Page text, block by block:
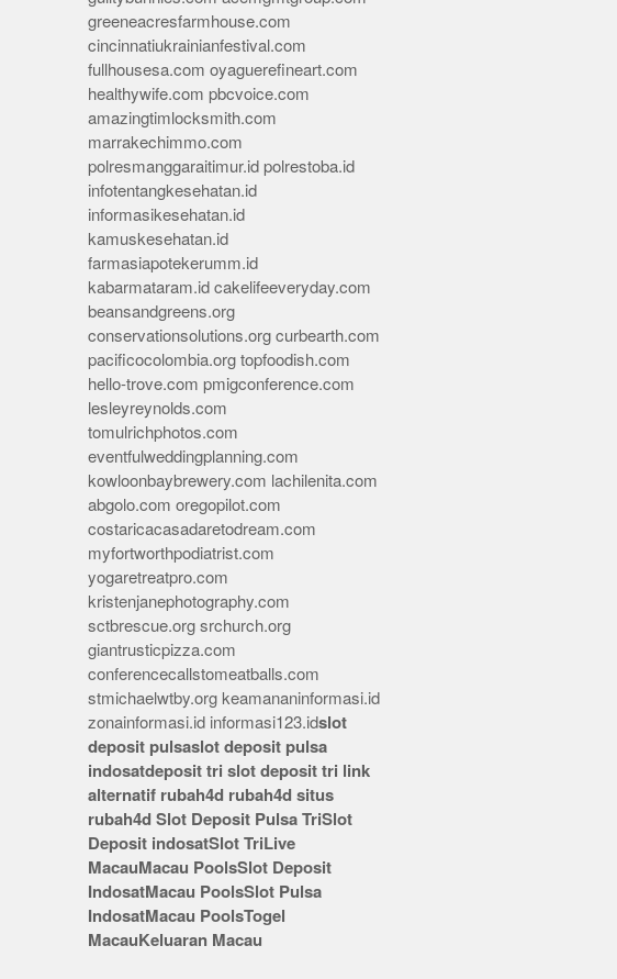
greeneacresfarmhouse.com
cincinnatiukrainianfestival.com
fullhousesa.com oyaguerefineart.com
healthywife.com pbcvoice.com
amazingtimlocksmith.com
marrakechimmo.com
polresmanggaraitimur.id polrestoba.id
infotentangkesehatan.id
informasikesehatan.id
kamuskesehatan.id
farmasiapotekerumm.id
kabarmataram.id cakelifeeveryday.com
beansandgreens.org
conservationsolutions.org curbearth.com
pacificocolombia.org topfoodish.com
hello-trove.com pmigconference.com
lesleyreynolds.com
tomulrichphotos.com
eventfulweddingplanning.com
kowloonbaybrewery.com lachilenita.com
abgolo.com oregopilot.com
costaricacasadaretodream.com
myfortworthpodiatrist.com
yogaretreatpro.com
kristenjanephotography.com
sctbrescue.org srchurch.org
giantrusticpizza.com
conferencecallstomeatballs.com
stmichaelwtby.org keamananinformasi.id
zonainformasi.id informasi123.idslot
deposit pulsaslot deposit pulsa
indosatdeposit tri slot deposit tri link
alternatif rubah4d rubah4d situs
rubah4d Slot Deposit Pulsa TriSlot
Deposit indosatSlot TriLive
MacauMacau PoolsSlot Deposit
IndosatMacau PoolsSlot Pulsa
IndosatMacau PoolsTogel
MacauKeluaran Macau